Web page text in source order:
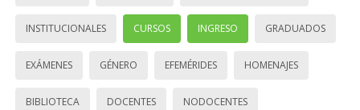
INSTITUCIONALES CURSOS INGRESO GRADUADOS
EXÁMENES GÉNERO EFEMÉRIDES HOMENAJES
BIBLIOTECA DOCENTES NODOCENTES